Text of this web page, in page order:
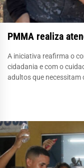
PMMA realiza
A iniciativa reafirma o
cidadania e com o
adultos que